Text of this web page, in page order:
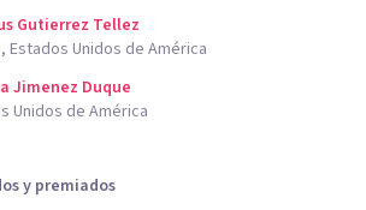
Gutierrez Tellez
Estados Unidos de América
Jimenez Duque
Unidos de América
y premiados